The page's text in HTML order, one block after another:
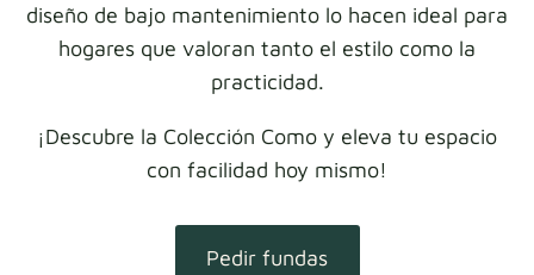
diseño de bajo mantenimiento lo hacen ideal para
hogares que valoran tanto el estilo como la
practicidad.
¡Descubre la Colección Como y eleva tu espacio
con facilidad hoy mismo!
Pedir fundas